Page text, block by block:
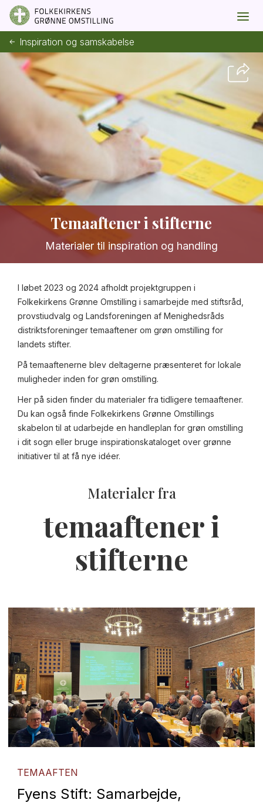
Inspiration og samskabelse
Temaaftener i stifterne
Materialer til inspiration og handling
I løbet 2023 og 2024 afholdt projektgruppen i
Folkekirkens Grønne Omstilling i samarbejde med stiftsråd,
provstiudvalg og Landsforeningen af Menighedsråds
distriktsforeninger temaaftener om grøn omstilling for
landets stifter.
På temaaftenerne blev deltagerne præsenteret for lokale
muligheder inden for grøn omstilling.
Her på siden finder du materialer fra tidligere temaaftener.
Du kan også finde Folkekirkens Grønne Omstillings
skabelon til at udarbejde en handleplan for grøn omstilling
i dit sogn eller bruge inspirationskataloget over grønne
initiativer til at få nye idéer.
Materialer fra
temaaftener i
stifterne
TEMAAFTEN
Fyens Stift: Samarbejde,